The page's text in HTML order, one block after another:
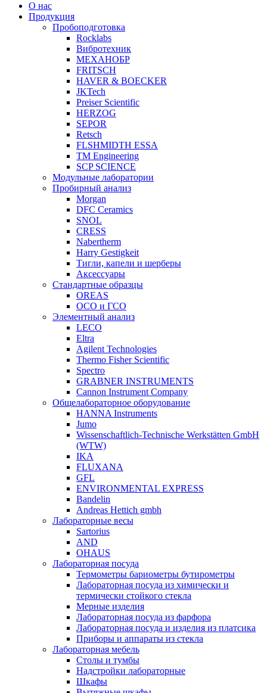
О нас
Продукция
Пробоподготовка
Rocklabs
Вибротехник
МЕХАНОБР
FRITSCH
HAVER & BOECKER
JKTech
Preiser Scientific
HERZOG
SEPOR
Retsch
FLSHMIDTH ESSA
TM Engineering
SCP SCIENCE
Модульные лаборатории
Пробирный анализ
Morgan
DFC Ceramics
SNOL
CRESS
Nabertherm
Harry Gestigkeit
Тигли, капели и шерберы
Аксессуары
Стандартные образцы
OREAS
ОСО и ГСО
Элементный анализ
LECO
Eltra
Agilent Technologies
Thermo Fisher Scientific
Spectro
GRABNER INSTRUMENTS
Cannon Instrument Company
Общелабораторное оборудование
HANNA Instruments
Jumo
Wissenschaftlich-Technische Werkstätten GmbH
(WTW)
IKA
FLUXANA
GFL
ENVIRONMENTAL EXPRESS
Bandelin
Andreas Hettich gmbh
Лабораторные весы
Sartorius
AND
OHAUS
Лабораторная посуда
Термометры бариометры бутирометры
Лабораторная посуда из химически и
термически стойкого стекла
Мерные изделия
Лабораторная посуда из фарфора
Лабораторная посуда и изделия из платсика
Приборы и аппараты из стекла
Лабораторная мебель
Столы и тумбы
Надстройки лабораторные
Шкафы